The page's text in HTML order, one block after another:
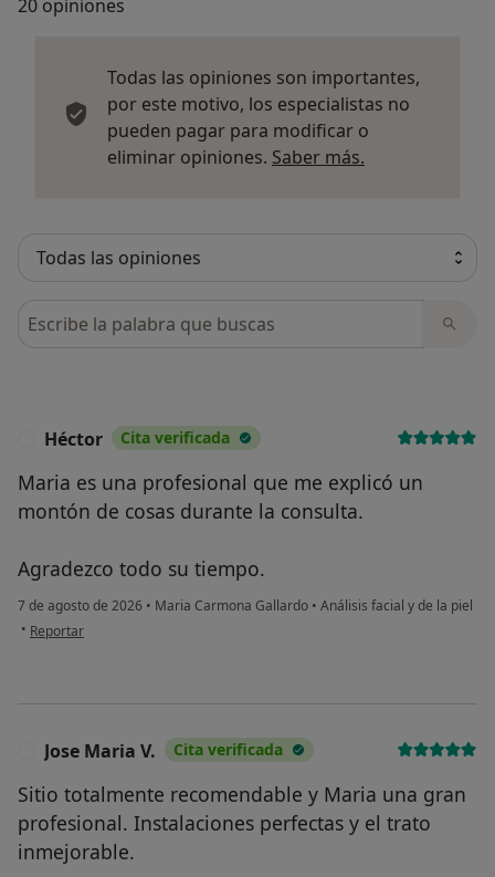
20 opiniones
Todas las opiniones son importantes,
por este motivo, los especialistas no
pueden pagar para modificar o
eliminar opiniones. Saber más.
Busca en opiniones
Héctor Cita verificada
Maria es una profesional que me explicó un
montón de cosas durante la consulta.
Agradezco todo su tiempo.
7 de agosto de 2026 • Maria Carmona Gallardo • Análisis facial y de la piel
• en opinión del usuario Héctor
Reportar
Jose Maria V. Cita verificada
Sitio totalmente recomendable y Maria una gran
profesional. Instalaciones perfectas y el trato
inmejorable.